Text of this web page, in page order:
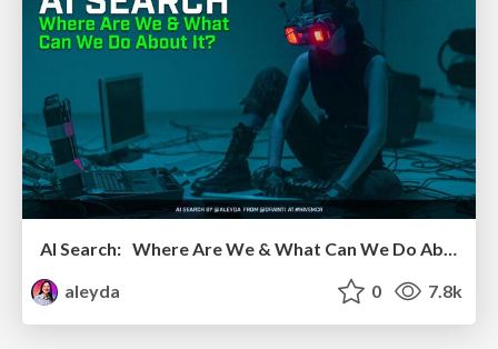
aleyda
0 7.8k